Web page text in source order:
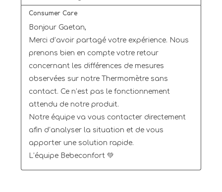
Consumer Care
Bonjour Gaetan,
Merci d’avoir partagé votre expérience. Nous
prenons bien en compte votre retour
concernant les différences de mesures
observées sur notre Thermomètre sans
contact. Ce n’est pas le fonctionnement
attendu de notre produit.
Notre équipe va vous contacter directement
afin d’analyser la situation et de vous
apporter une solution rapide.
L’équipe Bebeconfort 💚